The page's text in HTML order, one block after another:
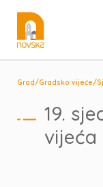
Grad/Gradsko vijeće/
19.
vijeća